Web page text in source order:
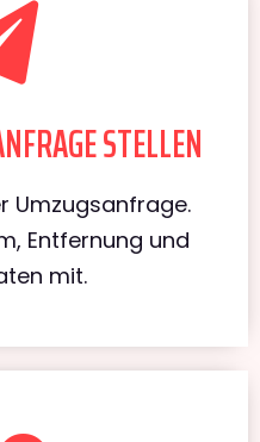
STELLEN
Umzugsanfrage.
Entfernung und
mit.